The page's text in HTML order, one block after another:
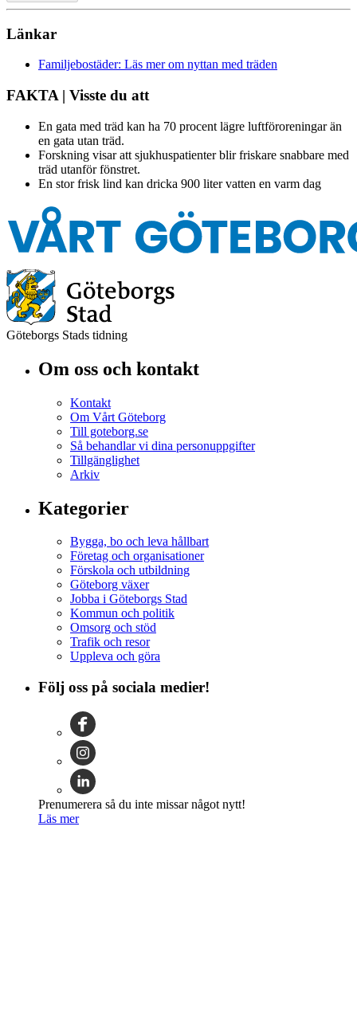
Länkar
Familjebostäder: Läs mer om nyttan med träden
FAKTA | Visste du att
En gata med träd kan ha 70 procent lägre luftföroreningar än
en gata utan träd.
Forskning visar att sjukhuspatienter blir friskare snabbare med
träd utanför fönstret.
En stor frisk lind kan dricka 900 liter vatten en varm dag
Göteborgs Stads tidning
Om oss och kontakt
Kontakt
Om Vårt Göteborg
Till goteborg.se
Så behandlar vi dina personuppgifter
Tillgänglighet
Arkiv
Kategorier
Bygga, bo och leva hållbart
Företag och organisationer
Förskola och utbildning
Göteborg växer
Jobba i Göteborgs Stad
Kommun och politik
Omsorg och stöd
Trafik och resor
Uppleva och göra
Följ oss på sociala medier!
Prenumerera så du inte missar något nytt!
Läs mer